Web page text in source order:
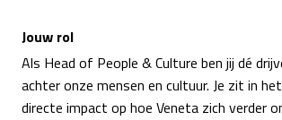
Jouw rol
Als Head of People & Culture ben jij dé
achter onze mensen en cultuur. Je zit in
directe impact op hoe Veneta zich verder